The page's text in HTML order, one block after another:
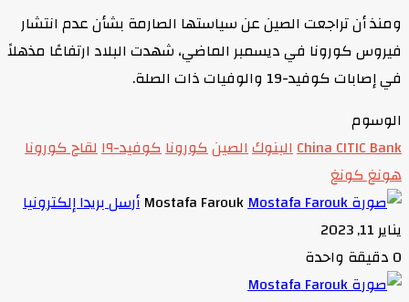
ومنذ أن تراجعت الصين عن سياستها الصارمة بشأن عدم انتشار
فيروس كورونا في ديسمبر الماضي، شهدت البلاد ارتفاعًا مذهلاً
في إصابات كوفيد-19 والوفيات ذات الصلة.
الوسوم
China CITIC Bankالبنوكالصينكوروناكوفيد-١٩ لقاح كورونا
هونغ كونغ
Mostafa Farouk أرسل بريدا إلكترونيا
يناير 11, 2023
0 دقيقة واحدة